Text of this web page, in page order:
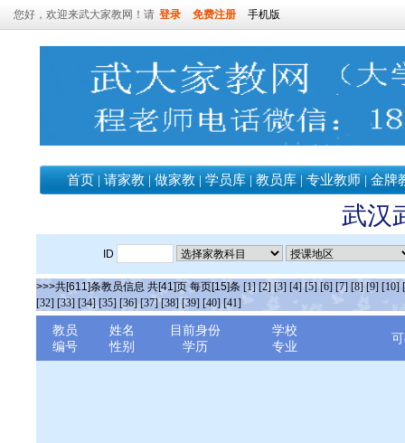
您好，欢迎来武大家教网！请 登录 免费注册 手机版
首页 | 请家教 | 做家教 | 学员库 | 教员库 | 专业教师 | 金牌
武汉
ID
>>>共[611]条教员信息 共[41]页 每页[15]条 [1] [2] [3] [4] [5] [6] [7] [8] [9] [10]
[32] [33] [34] [35] [36] [37] [38] [39] [40] [41]
教员
编号
姓名
性别
目前身份
学历
学校
专业